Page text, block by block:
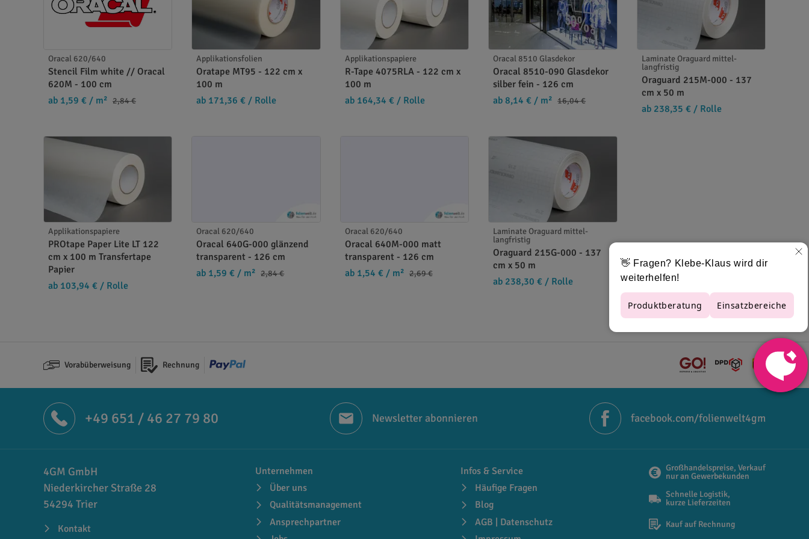
Oracal 620/640
Stencil Film white // Oracal
620M - 100 cm
ab 1,59 € / m² 2,84 €
Applikationsfolien
Oratape MT95 - 122 cm x
100 m
ab 171,36 € / Rolle
Applikationspapiere
R-Tape 4075RLA - 122 cm x
100 m
ab 164,34 € / Rolle
Oracal 8510 Glasdekor
Oracal 8510-090 Glasdekor
silber fein - 126 cm
ab 8,14 € / m² 16,04 €
Laminate Oraguard mittel-
langfristig
Oraguard 215M-000 - 137
cm x 50 m
ab 238,35 € / Rolle
Applikationspapiere
PROtape Paper Lite LT 122
cm x 100 m Transfertape
Papier
ab 103,94 € / Rolle
Oracal 620/640
Oracal 640G-000 glänzend
transparent - 126 cm
ab 1,59 € / m² 2,84 €
Oracal 620/640
Oracal 640M-000 matt
transparent - 126 cm
ab 1,54 € / m² 2,69 €
Laminate Oraguard mittel-
langfristig
Oraguard 215G-000 - 137
cm x 50 m
ab 238,30 € / Rolle
Vorabüberweisung Rechnung
+49 651 / 46 27 79 80 Newsletter abonnieren facebook.com/folienwelt4gm
4GM GmbH
Niederkircher Straße 28
54294 Trier
Kontakt
Unternehmen
Über uns
Qualitätsmanagement
Ansprechpartner
Infos & Service
Häufige Fragen
Blog
AGB | Datenschutz
Großhandelspreise, Verkauf
nur an Gewerbekunden
Schnelle Logistik,
kurze Lieferzeiten
Kauf auf Rechnung